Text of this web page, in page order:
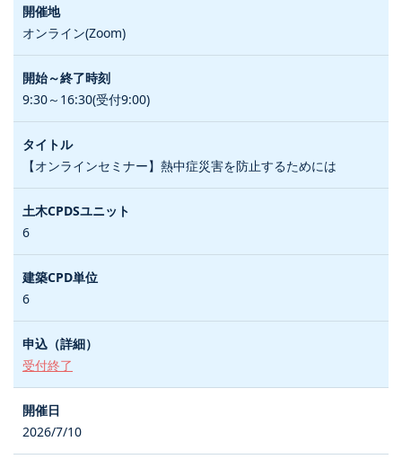
オンライン(Zoom)
9:30～16:30(受付9:00)
【オンラインセミナー】熱中症災害を防止するためには
6
6
受付終了
2026/7/10